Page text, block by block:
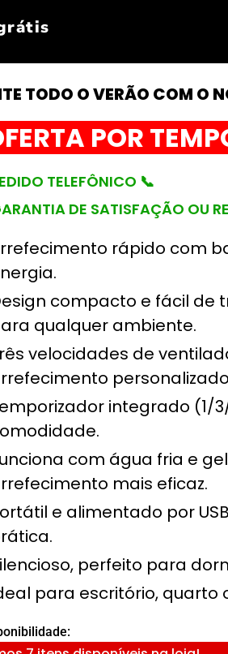
TODO O VERÃO COM O
POR
TELEFÔNICO 📞
DE SATISFAÇÃO OU
rápido com
compacto e fácil de
qualquer ambiente.
velocidades de
integrado (1/
com água fria e
mais eficaz.
e alimentado por
perfeito para
para escritório, quarto